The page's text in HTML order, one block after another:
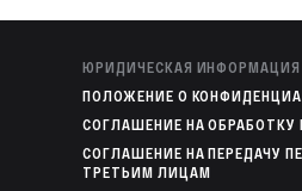
ЮРИДИЧЕСКАЯ ИНФОРМАЦИЯ
ПОЛОЖЕНИЕ О
СОГЛАШЕНИЕ НА
СОГЛАШЕНИЕ НА ПЕРЕДАЧУ
ТРЕТЬИМ ЛИЦАМ